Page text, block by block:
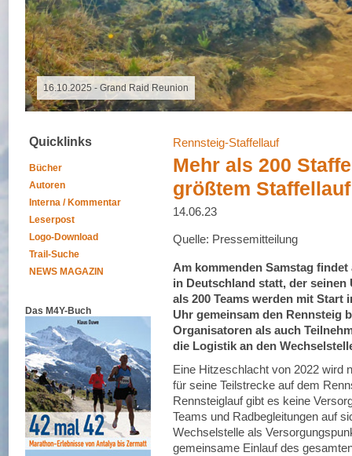
18.10.2025 - Altmühltrail
Quicklinks
Bücher
Autoren
Interna / Kommentar
Leserpost
Logo-Download
Trail-Suche
NEWS MAGAZIN
Das M4Y-Buch
Rennsteig-Staffellauf
Mehr als 200
größtem
14.06.23
Quelle: Pressemitteilung
Am kommenden Samstag
in Deutschland statt, der
als 200 Teams werden mit Start
Uhr gemeinsam den Rennsteig
Organisatoren als auch
die Logistik an den
Eine Hitzeschlacht von 2022 wird
für seine Teilstrecke auf dem
Rennsteiglauf gibt es keine
Teams und Radbegleitungen auf
Wechselstelle als
gemeinsame Einlauf des